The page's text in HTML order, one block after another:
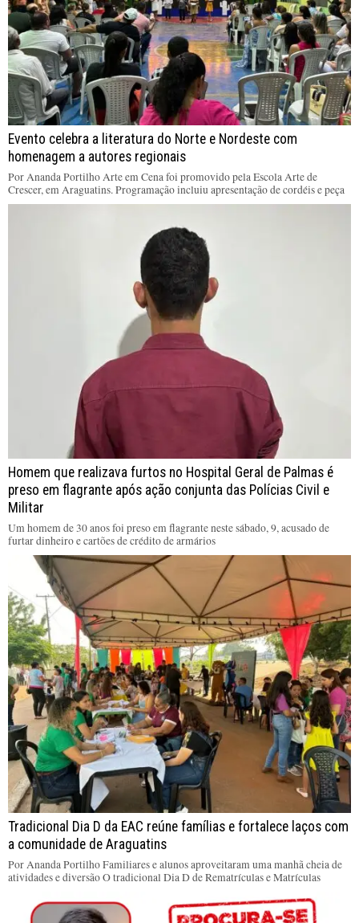
Evento celebra a literatura do Norte e Nordeste com
homenagem a autores regionais
Por Ananda Portilho Arte em Cena foi promovido pela Escola Arte de
Crescer, em Araguatins. Programação incluiu apresentação de cordéis e peça
Homem que realizava furtos no Hospital Geral de Palmas é
preso em flagrante após ação conjunta das Polícias Civil e
Militar
Um homem de 30 anos foi preso em flagrante neste sábado, 9, acusado de
furtar dinheiro e cartões de crédito de armários
Tradicional Dia D da EAC reúne famílias e fortalece laços com
a comunidade de Araguatins
Por Ananda Portilho Familiares e alunos aproveitaram uma manhã cheia de
atividades e diversão O tradicional Dia D de Rematrículas e Matrículas